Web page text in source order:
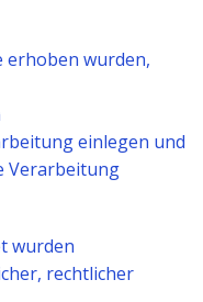
erhoben wurden,
einlegen und
Verarbeitung
wurden
rechtlicher